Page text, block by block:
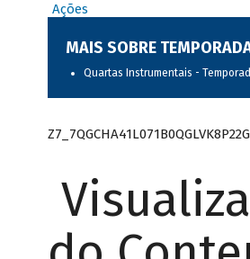
Ações
MAIS SOBRE
Quartas Instrumentais -